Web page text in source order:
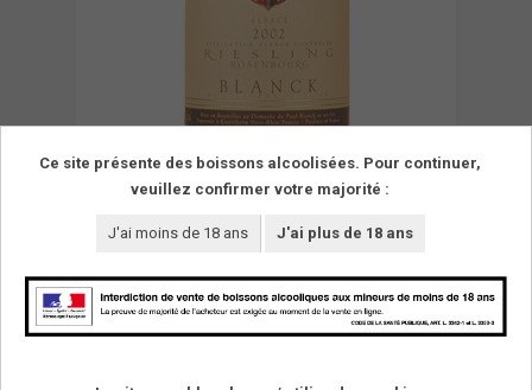
Ce site présente des boissons alcoolisées. Pour continuer,
veuillez confirmer votre majorité :
J'ai moins de 18 ans J'ai plus de 18 ans